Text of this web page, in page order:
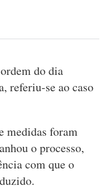
do dia
referiu-se ao caso
medidas foram
o processo,
com que o